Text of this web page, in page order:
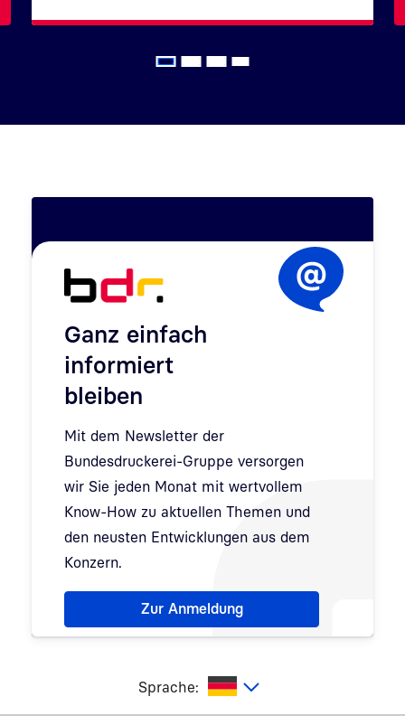
Ganz einfach
informiert
bleiben
Mit dem Newsletter der
Bundesdruckerei-Gruppe versorgen
wir Sie jeden Monat mit wertvollem
Know-How zu aktuellen Themen und
den neusten Entwicklungen aus dem
Konzern.
Hinweis: Dialog zur Newsletter-Anmeldung wurde
Zur Anmeldung
Sprache: